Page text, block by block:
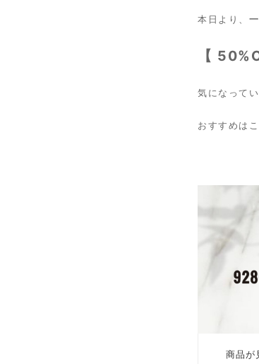
本日より、
【
気になって
おすすめは